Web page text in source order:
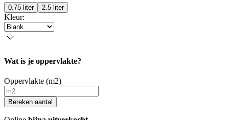
0.75 liter 2.5 liter
Kleur:
Wat is je oppervlakte?
Oppervlakte (m2)
Bereken aantal